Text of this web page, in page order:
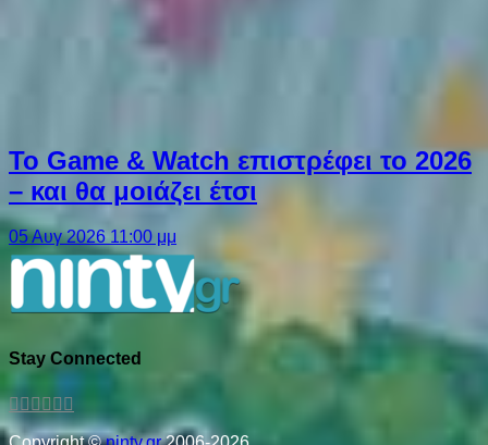
Το Game & Watch επιστρέφει το 2026
– και θα μοιάζει έτσι
05 Αυγ 2026 11:00 μμ
Stay Connected